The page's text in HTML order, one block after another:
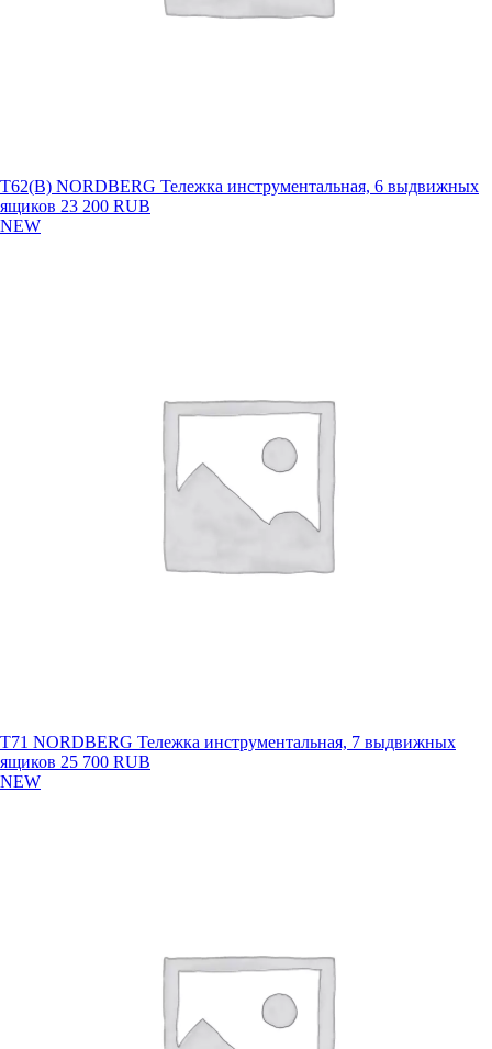
T62(B) NORDBERG Тележка инструментальная, 6 выдвижных
ящиков 23 200 RUB
NEW
T71 NORDBERG Тележка инструментальная, 7 выдвижных
ящиков 25 700 RUB
NEW